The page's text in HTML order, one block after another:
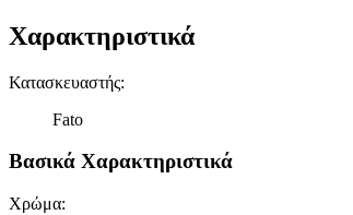
Χαρακτηριστικά
Κατασκευαστής:
Fato
Βασικά Χαρακτηριστικά
Χρώμα: